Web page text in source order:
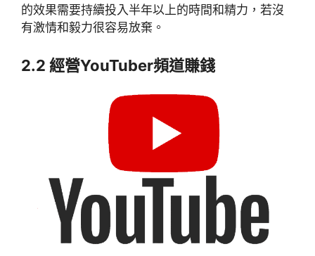
的效果需要持續投入半年以上的時間和精力，若沒
有激情和毅力很容易放棄。
2.2 經營YouTuber頻道賺錢